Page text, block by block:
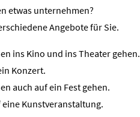
etwas unternehmen?
Angebote für Sie.
ins Kino und ins Theater gehen.
Konzert.
auch auf ein Fest gehen.
eine Kunstveranstaltung.